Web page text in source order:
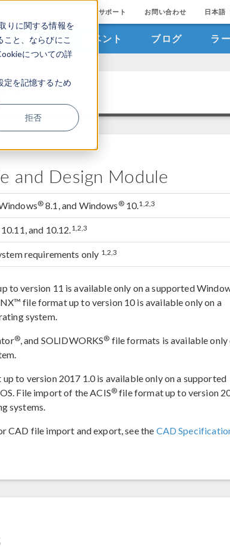
りに関する情報を
と、ならびにこ
についての詳
定を記憶するため
拒否
サポート お問い合わせ 日本語
ギャラリ イベント ブログ ラ
and Design Module
® 8.1, and Windows ®10.1,2,3
and 10.12.1,2,3
requirements only 1,2,3
to version 11 is available only on a supported
file format up to version 10 is available only on a
system.
®, and SOLIDWORKS® file formats is available only
to version 2017 1.0 is available only on a supported
File import of the ACIS® file format up to version
systems.
CAD file import and export, see the CAD